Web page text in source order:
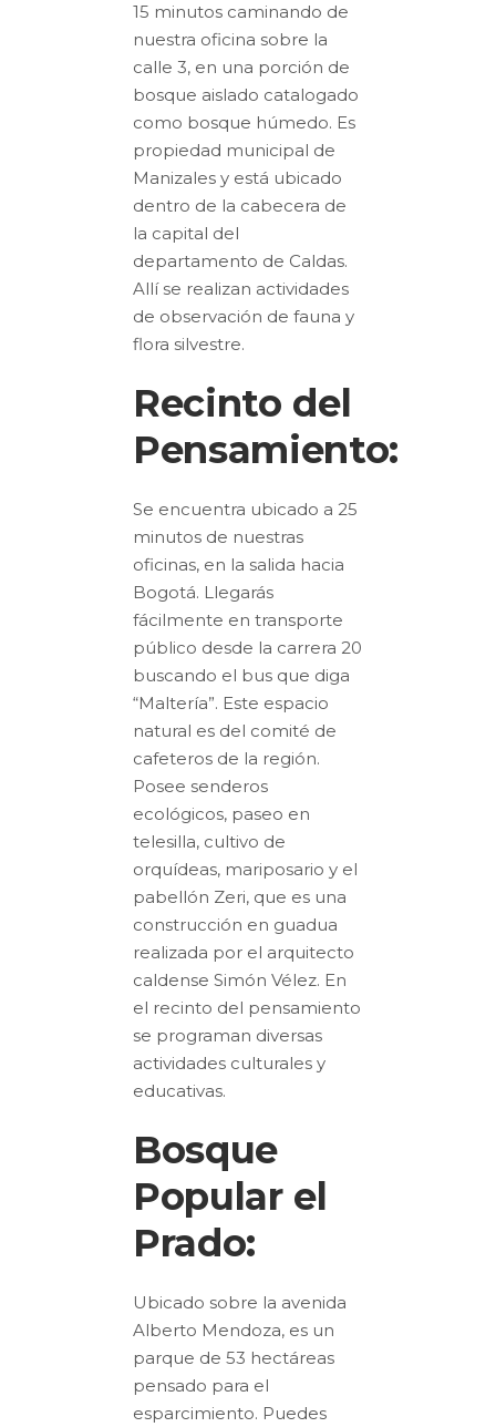
15 minutos caminando de
nuestra oficina sobre la
calle 3, en una porción de
bosque aislado catalogado
como bosque húmedo. Es
propiedad municipal de
Manizales y está ubicado
dentro de la cabecera de
la capital del
departamento de Caldas.
Allí se realizan actividades
de observación de fauna y
flora silvestre.
Recinto del
Pensamiento:
Se encuentra ubicado a 25
minutos de nuestras
oficinas, en la salida hacia
Bogotá. Llegarás
fácilmente en transporte
público desde la carrera 20
buscando el bus que diga
“Maltería”. Este espacio
natural es del comité de
cafeteros de la región.
Posee senderos
ecológicos, paseo en
telesilla, cultivo de
orquídeas, mariposario y el
pabellón Zeri, que es una
construcción en guadua
realizada por el arquitecto
caldense Simón Vélez. En
el recinto del pensamiento
se programan diversas
actividades culturales y
educativas.
Bosque
Popular el
Prado:
Ubicado sobre la avenida
Alberto Mendoza, es un
parque de 53 hectáreas
pensado para el
esparcimiento. Puedes